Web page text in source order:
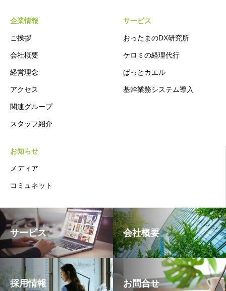
企業情報
ご挨拶
会社概要
経営理念
アクセス
関連グループ
スタッフ紹介
サービス
おったまのDX研究所
ケロミの経理代行
ぱっとカエル
基幹業務システム導入
お知らせ
メディア
コミュネット
サービス 会社概要
採用情報 お問合せ